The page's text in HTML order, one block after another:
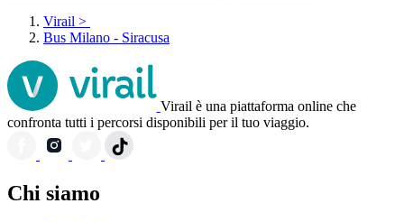
Virail >
Bus Milano - Siracusa
Virail è una piattaforma online che
confronta tutti i percorsi disponibili per il tuo viaggio.
Chi siamo